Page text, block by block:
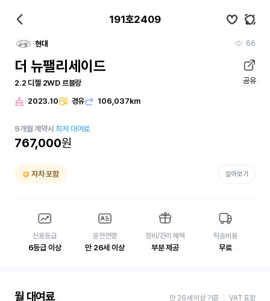
191호2409
현대 66
더 뉴팰리세이드
2.2 디젤 2WD 르블랑 공유
2023.10 경유 106,037km
9개월 계약시최저 대여료
767,000원
자차 포함 알아보기
신용등급
6등급 이상
운전연령
만 26세 이상
정비/관리 혜택
부분 제공
탁송비용
무료
월 대여료 만 26세 이상 기준 VAT 포함